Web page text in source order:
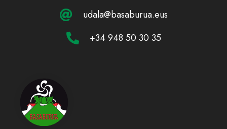
udala@basaburua.eus
+34 948 50 30 35